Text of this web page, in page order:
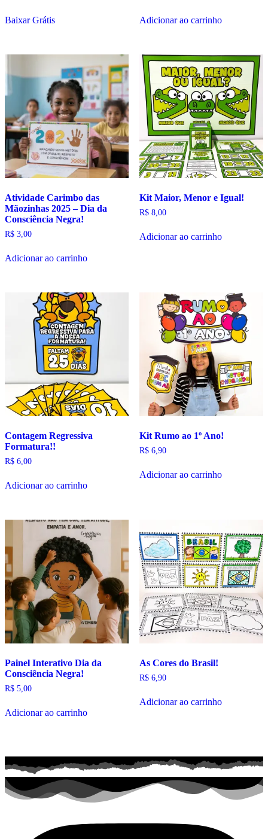
Baixar Grátis Adicionar ao carrinho
Atividade Carimbo das
Mãozinhas 2025 – Dia da
Consciência Negra!
R$ 3,00
Adicionar ao carrinho
Kit Maior, Menor e Igual!
R$8,00
Adicionar ao carrinho
Contagem Regressiva
Formatura!!
R$ 6,00
Adicionar ao carrinho
Kit Rumo ao 1º Ano!
R$6,90
Adicionar ao carrinho
Painel Interativo Dia da
Consciência Negra!
R$ 5,00
Adicionar ao carrinho
As Cores do Brasil!
R$6,90
Adicionar ao carrinho